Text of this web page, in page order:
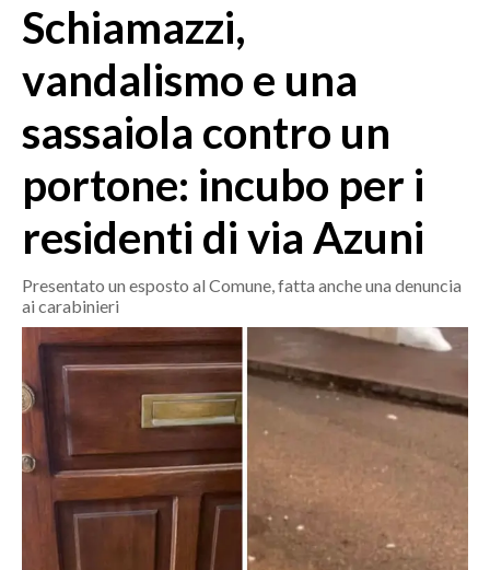
SASSARI E PROVINCIA
GALLURA
OGLIASTRA
CRONACA
ITALIA
MONDO
POLITICA
ECONOMIA
SERVIZI ALLE IMPRESE
LAVORO
Schiamazzi,
vandalismo e una
sassaiola contro un
portone: incubo per i
residenti di via Azuni
Presentato un esposto al Comune, fatta anche una denuncia
ai carabinieri